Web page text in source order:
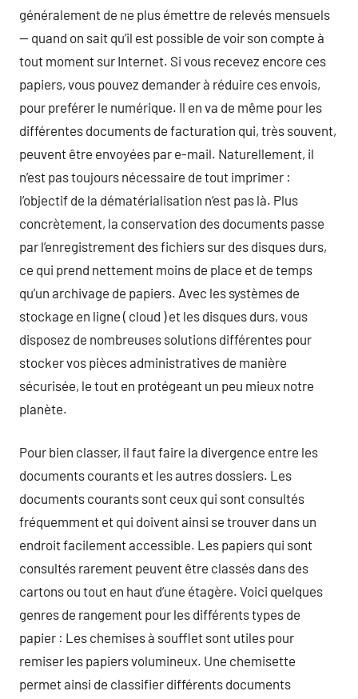
généralement de ne plus émettre de relevés mensuels
— quand on sait qu’il est possible de voir son compte à
tout moment sur Internet. Si vous recevez encore ces
papiers, vous pouvez demander à réduire ces envois,
pour preférer le numérique. Il en va de même pour les
différentes documents de facturation qui, très souvent,
peuvent être envoyées par e-mail. Naturellement, il
n’est pas toujours nécessaire de tout imprimer :
l’objectif de la dématérialisation n’est pas là. Plus
concrètement, la conservation des documents passe
par l’enregistrement des fichiers sur des disques durs,
ce qui prend nettement moins de place et de temps
qu’un archivage de papiers. Avec les systèmes de
stockage en ligne ( cloud ) et les disques durs, vous
disposez de nombreuses solutions différentes pour
stocker vos pièces administratives de manière
sécurisée, le tout en protégeant un peu mieux notre
planète.
Pour bien classer, il faut faire la divergence entre les
documents courants et les autres dossiers. Les
documents courants sont ceux qui sont consultés
fréquemment et qui doivent ainsi se trouver dans un
endroit facilement accessible. Les papiers qui sont
consultés rarement peuvent être classés dans des
cartons ou tout en haut d’une étagère. Voici quelques
genres de rangement pour les différents types de
papier : Les chemises à soufflet sont utiles pour
remiser les papiers volumineux. Une chemisette
permet ainsi de classifier différents documents